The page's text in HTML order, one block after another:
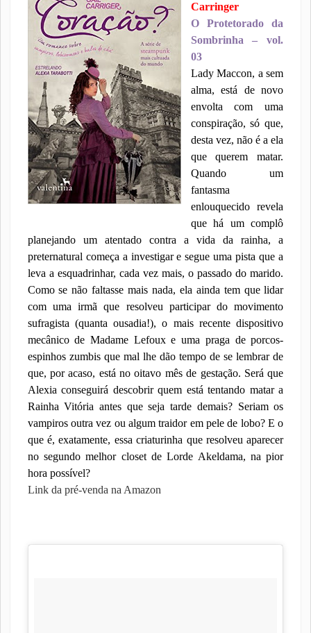
Carringer
O Protetorado da
Sombrinha – vol.
03
Lady Maccon, a sem
alma, está de novo
envolta com uma
conspiração, só que,
desta vez, não é a ela
que querem matar.
Quando um
fantasma
enlouquecido revela
que há um complô
planejando um atentado contra a vida da rainha, a
preternatural começa a investigar e segue uma pista que a
leva a esquadrinhar, cada vez mais, o passado do marido.
Como se não faltasse mais nada, ela ainda tem que lidar
com uma irmã que resolveu participar do movimento
sufragista (quanta ousadia!), o mais recente dispositivo
mecânico de Madame Lefoux e uma praga de porcos-
espinhos zumbis que mal lhe dão tempo de se lembrar de
que, por acaso, está no oitavo mês de gestação. Será que
Alexia conseguirá descobrir quem está tentando matar a
Rainha Vitória antes que seja tarde demais? Seriam os
vampiros outra vez ou algum traidor em pele de lobo? E o
que é, exatamente, essa criaturinha que resolveu aparecer
no segundo melhor closet de Lorde Akeldama, na pior
hora possível?
Link da pré-venda na Amazon